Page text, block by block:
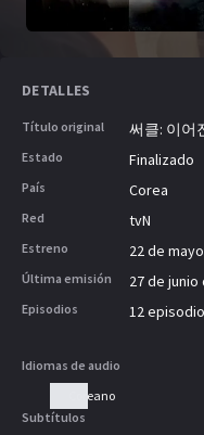
DETALLES
Título original 써클: 이어
Estado Finalizado
País Corea
Red tvN
Estreno 22 de
Última emisión 27 de junio
Episodios 12
Idiomas de audio
Coreano
Subtítulos